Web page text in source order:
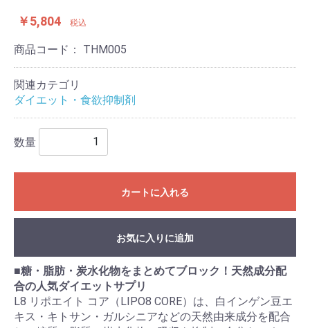
￥5,804 税込
商品コード： THM005
関連カテゴリ
ダイエット・食欲抑制剤
数量
カートに入れる
お気に入りに追加
■糖・脂肪・炭水化物をまとめてブロック！天然成分配
合の人気ダイエットサプリ
L8 リポエイト コア（LIPO8 CORE）は、白インゲン豆エ
キス・キトサン・ガルシニアなどの天然由来成分を配合